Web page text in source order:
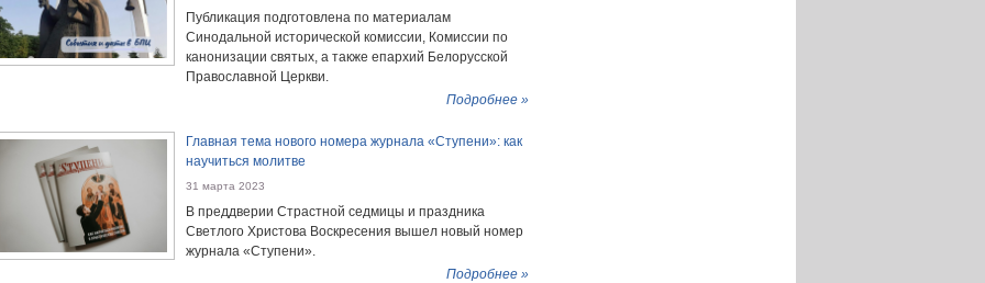
Публикация подготовлена по материалам
Синодальной исторической комиссии, Комиссии по
канонизации святых, а также епархий Белорусской
Православной Церкви.
Подробнее »
Главная тема нового номера журнала «Ступени»: как
научиться молитве
31 марта 2023
В преддверии Страстной седмицы и праздника
Светлого Христова Воскресения вышел новый номер
журнала «Ступени».
Подробнее »